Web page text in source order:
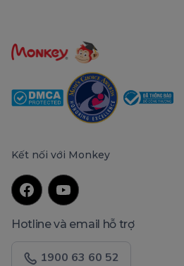
Kết nối với Monkey
Hotline và email hỗ trợ
1900 63 60 52